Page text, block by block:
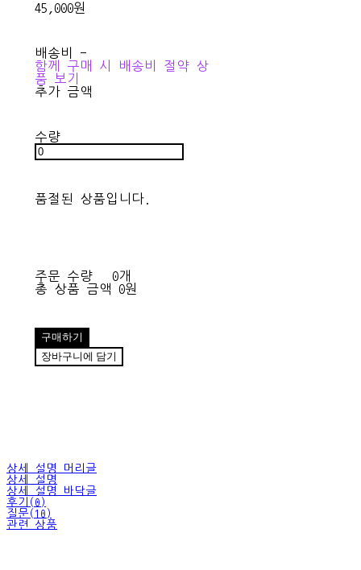
45,000원
배송비 -
함께 구매 시 배송비 절약 상
품 보기
추가 금액
수량
품절된 상품입니다.
주문 수량
0개
총 상품 금액
0원
구매하기
장바구니에 담기
상세 설명 머리글
상세 설명
상세 설명 바닥글
후기(0)
질문(10)
관련 상품